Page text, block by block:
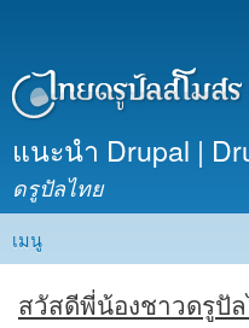
เนื้อหา
แนะนำ Drupal |
ดรูปัลไทย
Main menu
เมนู
สวัสดีพี่น้องชาวดรูปั